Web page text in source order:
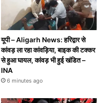
यूपी – Aligarh News: हरिद्वार से
कांवड़ ला रहा कांवड़िया, बाइक की टक्कर
से हुआ घायल, कांवड़ भी हुई खंडित –
INA
6 minutes ago